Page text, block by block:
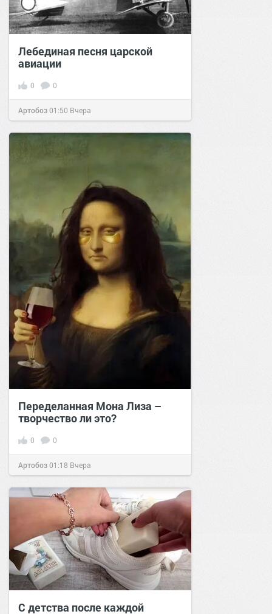
Лебединая песня царской
авиации
0 0
Артобоз01:50 Вчера
Переделанная Мона Лиза –
творчество ли это?
0 0
Артобоз01:18 Вчера
С детства после каждой